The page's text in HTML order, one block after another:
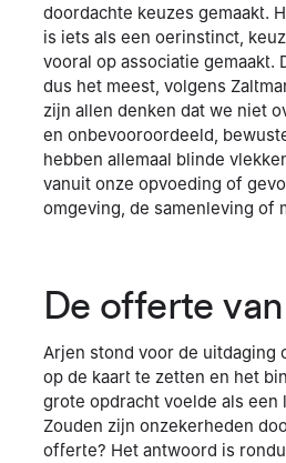
doordachte keuzes gemaakt.
is iets als een oerinstinct,
vooral op associatie gemaakt.
dus het meest, volgens
zijn allen denken dat we niet
en onbevooroordeeld,
hebben allemaal blinde
vanuit onze opvoeding of
omgeving, de samenleving of
De offerte
Arjen stond voor de uitdaging
op de kaart te zetten en het
grote opdracht voelde als een
Zouden zijn onzekerheden
offerte? Het antwoord is